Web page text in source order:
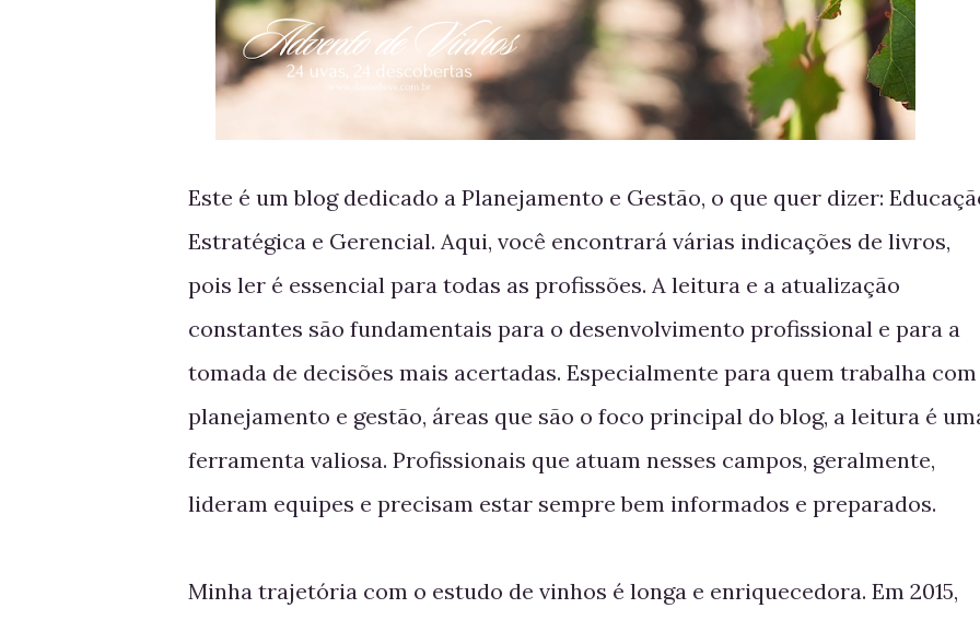
Este é um blog dedicado a Planejamento e Gestão, o que quer dizer:
Estratégica e Gerencial. Aqui, você encontrará várias indicações de livros,
pois ler é essencial para todas as profissões. A leitura e a atualização
constantes são fundamentais para o desenvolvimento profissional e para a
tomada de decisões mais acertadas. Especialmente para quem trabalha com
planejamento e gestão, áreas que são o foco principal do blog, a leitura é
ferramenta valiosa. Profissionais que atuam nesses campos, geralmente,
lideram equipes e precisam estar sempre bem informados e preparados.
Minha trajetória com o estudo de vinhos é longa e enriquecedora. Em 2015,